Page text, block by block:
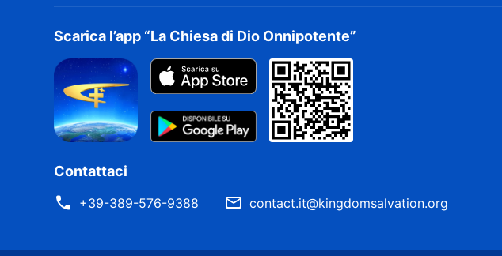
Scarica l’app “La Chiesa di Dio Onnipotente”
Contattaci
+39-389-576-9388 contact.it@kingdomsalvation.org